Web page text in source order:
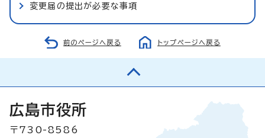
変更届の提出が必要な事項
前のページへ戻る トップページへ戻る
広島市役所
〒730-8586